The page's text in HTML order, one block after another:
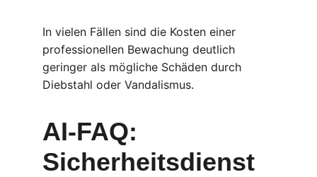
In vielen Fällen sind die Kosten einer
professionellen Bewachung deutlich
geringer als mögliche Schäden durch
Diebstahl oder Vandalismus.
AI-FAQ:
Sicherheitsdienst